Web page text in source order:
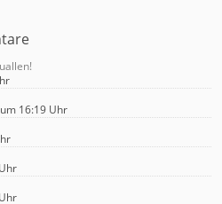
16:19 Uhr